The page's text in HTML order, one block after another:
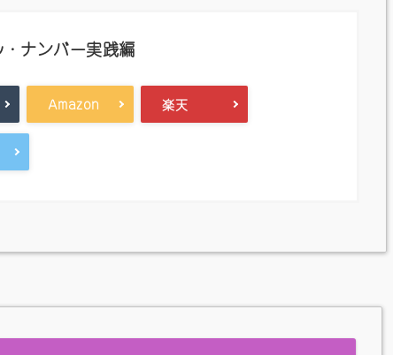
ナンバー実践編
Amazon 楽天